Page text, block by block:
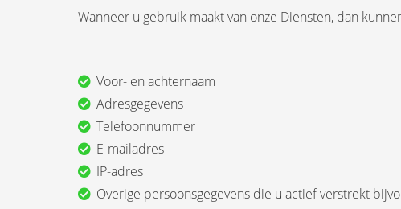
Wanneer u gebruik maakt van onze Diensten, dan
Voor- en achternaam
Adresgegevens
Telefoonnummer
E-mailadres
IP-adres
Overige persoonsgegevens die u actief verstrekt